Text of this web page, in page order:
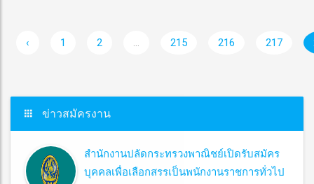
‹ 1 2 ... 215 216 217
ข่าวสมัครงาน
สำนักงานปลัดกระทรวงพาณิชย์เปิดรับสมัคร
บุคคลเพื่อเลือกสรรเป็นพนักงานราชการทั่วไป